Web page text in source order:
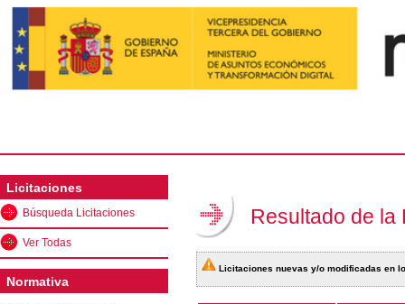
Licitaciones
Búsqueda Licitaciones
Ver Todas
Normativa
Resultado de la
Licitaciones nuevas y/o modificadas en